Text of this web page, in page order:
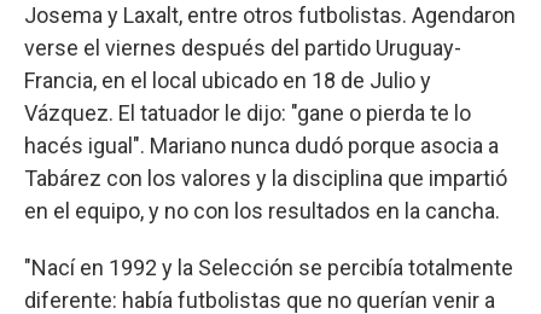
Josema y Laxalt, entre otros futbolistas. Agendaron
verse el viernes después del partido Uruguay-
Francia, en el local ubicado en 18 de Julio y
Vázquez. El tatuador le dijo: "gane o pierda te lo
hacés igual". Mariano nunca dudó porque asocia a
Tabárez con los valores y la disciplina que impartió
en el equipo, y no con los resultados en la cancha.
"Nací en 1992 y la Selección se percibía totalmente
diferente: había futbolistas que no querían venir a